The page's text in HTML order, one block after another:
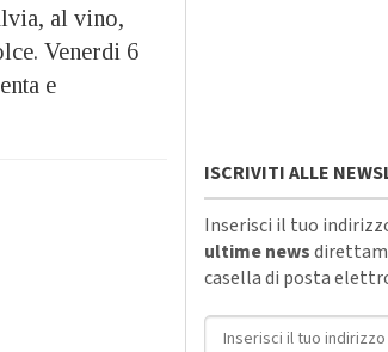
al vino,
Venerdi 6
e
ISCRIVITI ALLE
Inserisci il tuo
ultime news
casella di posta
Indirizzo email